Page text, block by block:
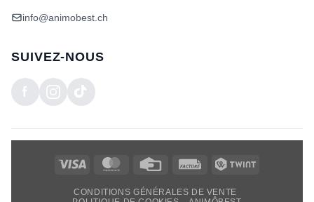
info@animobest.ch
SUIVEZ-NOUS
Card
CONDITIONS GÉNÉRALES DE VENTE